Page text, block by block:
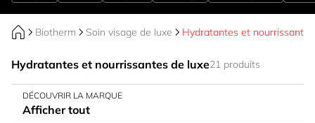
Biotherm Soin visage de luxe Hydratantes et
Hydratantes et nourrissantes de luxe21 produits
DÉCOUVRIR LA MARQUE
Afficher tout